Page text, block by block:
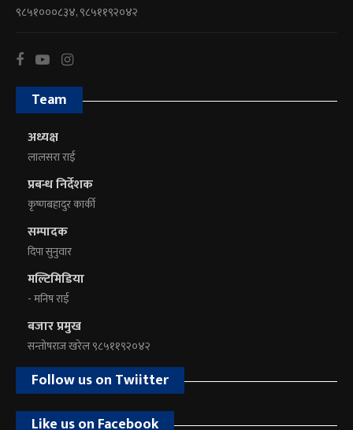
९८५१०००८३४, ९८५११९२०४२
Team
अध्यक्ष
लालसरा राई
प्रबन्ध निर्देशक
कृष्णबहादुर कार्की
सम्पादक
दिपा सुनुवार
मल्टिमिडिया
- मनिष राई
बजार प्रमुख
सन्तोषराज खरेल ९८५११९२०४२
Follow us on Twiitter
Like us on Facebook